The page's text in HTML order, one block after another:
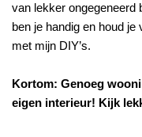
van lekker ongegeneerd
ben je handig en houd
met mijn DIY’s.
Kortom: Genoeg
eigen interieur! Kijk